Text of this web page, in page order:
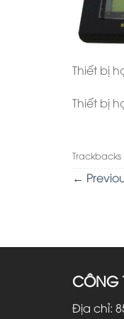
Thiết bị
Thiết bị
←
CÔNG
Địa chỉ: